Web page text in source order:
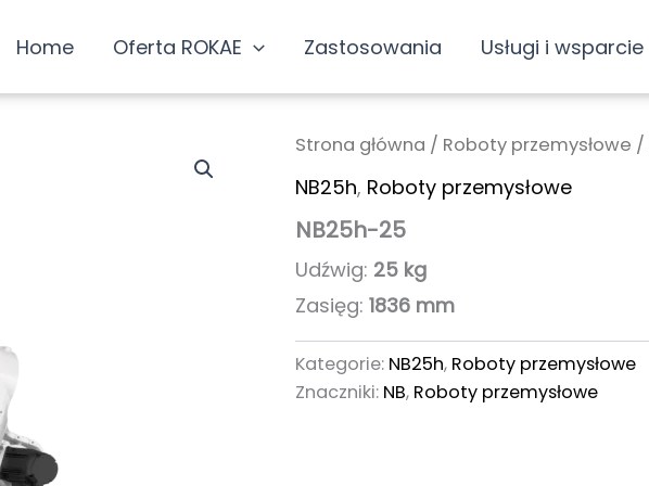
Home Oferta ROKAE Zastosowania Usługi i wsparcie
Strona główna / Roboty przemysłowe /
NB25h, Roboty przemysłowe
NB25h-25
Udźwig: 25 kg
Zasięg: 1836 mm
Kategorie: NB25h, Roboty przemysłowe
Znaczniki: NB, Roboty przemysłowe